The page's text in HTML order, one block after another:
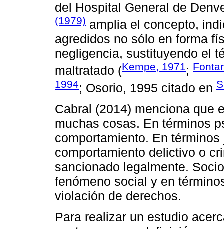
del Hospital General de
(1979) amplia el concepto,
agredidos no sólo en forma
negligencia, sustituyendo el
maltratado (Kempe, 1971;
1994; Osorio, 1995 citado en
Cabral (2014) menciona que
muchas cosas. En términos
comportamiento. En
comportamiento delictivo o
sancionado legalmente.
fenómeno social y en
violación de derechos.
Para realizar un estudio